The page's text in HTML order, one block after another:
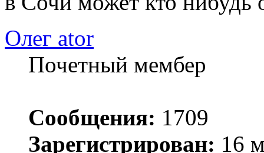
Олег ator
Почетный мембер
Сообщения: 1709
Зарегистрирован: 16